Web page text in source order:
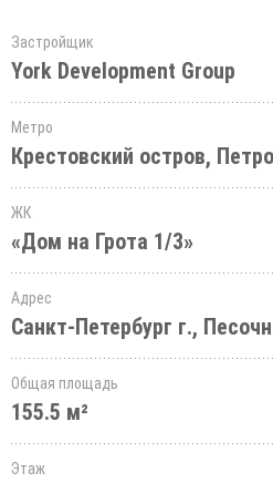
Застройщик
York Development Group
Метро
Крестовский остров,
ЖК
«Дом на Грота 1/3»
Адрес
Санкт-Петербург г.,
Общая площадь
155.5 м²
Этаж